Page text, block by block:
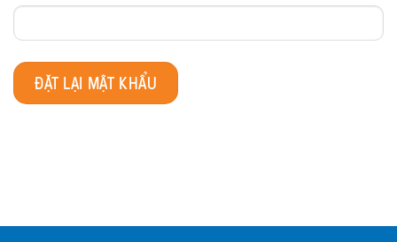
buộc
ĐẶT LẠI MẬT KHẨU